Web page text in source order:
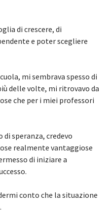
di crescere, di
e poter scegliere
mi sembrava spesso di
delle volte, mi ritrovavo da
che per i miei professori
speranza, credevo
realmente vantaggiose
di iniziare a
conto che la situazione